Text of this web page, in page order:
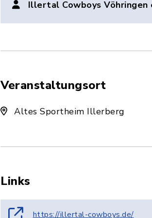
Illertal Cowboys Vöhringen
Veranstaltungsort
Altes Sportheim Illerberg
Links
https://illertal-cowboys.de/